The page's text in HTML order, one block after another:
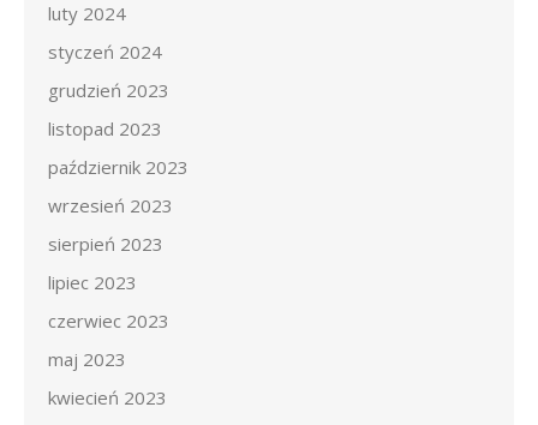
luty 2024
styczeń 2024
grudzień 2023
listopad 2023
październik 2023
wrzesień 2023
sierpień 2023
lipiec 2023
czerwiec 2023
maj 2023
kwiecień 2023